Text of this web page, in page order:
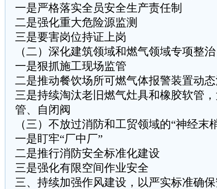
一是严格落实全员安全生产责任制
二是强化重大危险源监测
三是要害岗位持证上岗
（二）深化建筑领域和燃气领域专项整治
一是狠抓施工现场监管
二是推动餐饮场所可燃气体报警装置动
三是持续淘汰老旧燃气灶具和橡胶软管
管、自闭阀
（三）不放过消防和工贸领域的“神经末
一是盯牢“厂中厂”
二是推行消防安全标准化建设
三是强化有限空间作业安全
三、持续加强作风建设，以严实标准确